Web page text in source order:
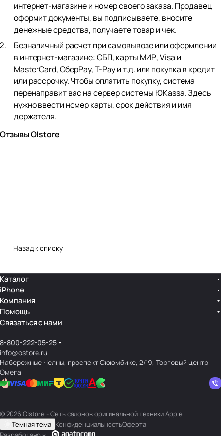
интернет-магазине и номер своего заказа. Продавец
оформит документы, вы подписываете, вносите
денежные средства, получаете товар и чек.
Безналичный расчет при самовывозе или оформлении
в интернет-магазине: СБП, карты МИР, Visa и
MasterCard, СберPay, Т-Pay и т.д. или покупка в кредит
или рассрочку. Чтобы оплатить покупку, система
перенаправит вас на сервер системы ЮKassa. Здесь
нужно ввести номер карты, срок действия и имя
держателя.
Отзывы O|store
Назад к списку
Каталог
iPhone
Компания
Помощь
Связаться с нами
8-800-222-05-25
info@ostore.ru
Набережные Челны, проспект Сююмбике, 2/19, Торговый центр
Омега
© 2026 O|store - Сеть салонов оригинальной техники Apple
Темная тема КонфиденциальностьОферта